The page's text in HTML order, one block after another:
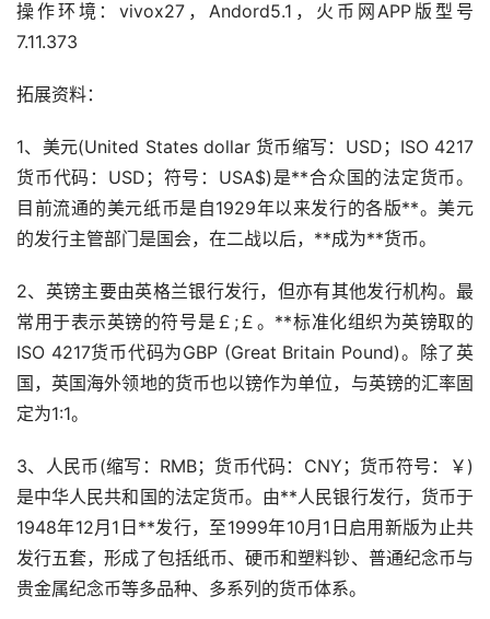
操作环境：vivox27，Andord5.1，火币网APP版型号
7.11.373
拓展资料：
1、美元(United States dollar 货币缩写：USD；ISO 4217
货币代码：USD；符号：USA$)是**合众国的法定货币。
目前流通的美元纸币是自1929年以来发行的各版**。美元
的发行主管部门是国会，在二战以后，**成为**货币。
2、英镑主要由英格兰银行发行，但亦有其他发行机构。最
常用于表示英镑的符号是￡;￡。**标准化组织为英镑取的
ISO 4217货币代码为GBP (Great Britain Pound)。除了英
国，英国海外领地的货币也以镑作为单位，与英镑的汇率固
定为1:1。
3、人民币(缩写：RMB；货币代码：CNY；货币符号：￥)
是中华人民共和国的法定货币。由**人民银行发行，货币于
1948年12月1日**发行，至1999年10月1日启用新版为止共
发行五套，形成了包括纸币、硬币和塑料钞、普通纪念币与
贵金属纪念币等多品种、多系列的货币体系。